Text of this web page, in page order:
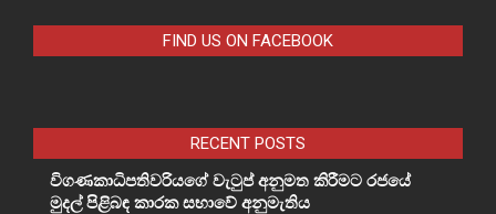
FIND US ON FACEBOOK
RECENT POSTS
විගණකාධිපතිවරියගේ වැටුප් අනුමත කිරීමට රජයේ
මුදල් පිළිබඳ කාරක සභාවේ අනුමැතිය